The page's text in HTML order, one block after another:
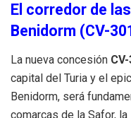
El corredor de
Benidorm (CV-
La nueva concesión
capital del Turia y el
Benidorm, será
comarcas de la Safor,